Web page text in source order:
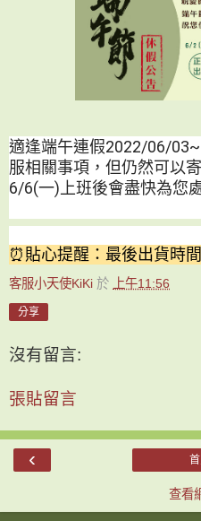
適逢端午連假2022/06/
服相關事項，但仍然可以
6/6(一)上班後會盡快為您
⏰貼心提醒：最後出貨時
客服小天使KiKi 於 上午11:56
分享
沒有留言:
張貼留言
‹
查看